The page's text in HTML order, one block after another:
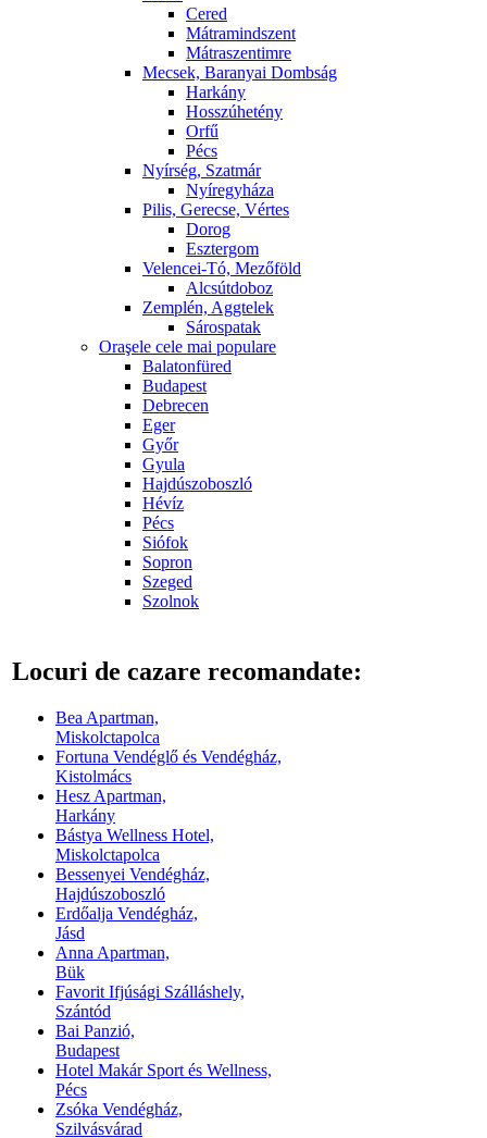
Cered
Mátramindszent
Mátraszentimre
Mecsek, Baranyai Dombság
Harkány
Hosszúhetény
Orfű
Pécs
Nyírség, Szatmár
Nyíregyháza
Pilis, Gerecse, Vértes
Dorog
Esztergom
Velencei-Tó, Mezőföld
Alcsútdoboz
Zemplén, Aggtelek
Sárospatak
Oraşele cele mai populare
Balatonfüred
Budapest
Debrecen
Eger
Győr
Gyula
Hajdúszoboszló
Hévíz
Pécs
Siófok
Sopron
Szeged
Szolnok
Locuri de cazare recomandate:
Bea Apartman,
Miskolctapolca
Fortuna Vendéglő és Vendégház,
Kistolmács
Hesz Apartman,
Harkány
Bástya Wellness Hotel,
Miskolctapolca
Bessenyei Vendégház,
Hajdúszoboszló
Erdőalja Vendégház,
Jásd
Anna Apartman,
Bük
Favorit Ifjúsági Szálláshely,
Szántód
Bai Panzió,
Budapest
Hotel Makár Sport és Wellness,
Pécs
Zsóka Vendégház,
Szilvásvárad